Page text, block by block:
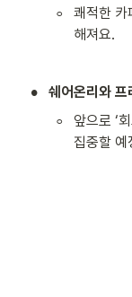
◦
쾌적한 카
해져요.
• 쉐어온리와
◦
앞으로 ‘
집중할 예